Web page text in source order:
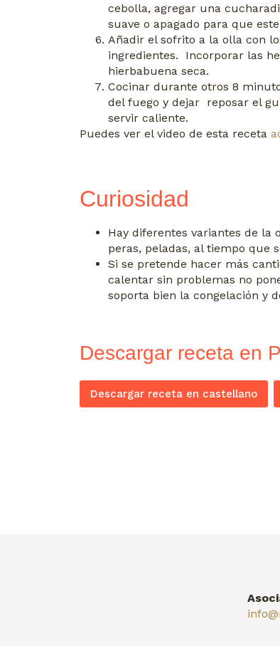
cebolla, agregar una
suave o apagado para que
Añadir el sofrito a la olla con
ingredientes. Incorporar las
hierbabuena seca.
Cocinar durante otros 8
del fuego y dejar reposar el
servir caliente.
Puedes ver el video de esta receta
Curiosidad
Hay diferentes variantes de la
peras, peladas, al tiempo que
Si se pretende hacer más
calentar sin problemas no
soporta bien la congelación y
Descargar receta en
Descargar receta en castellano